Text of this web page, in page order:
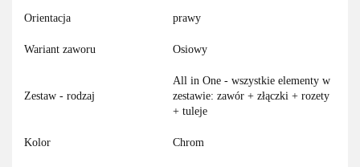
Orientacja prawy
Wariant zaworu Osiowy
Zestaw - rodzaj
All in One - wszystkie elementy w
zestawie: zawór + złączki + rozety
+ tuleje
Kolor Chrom